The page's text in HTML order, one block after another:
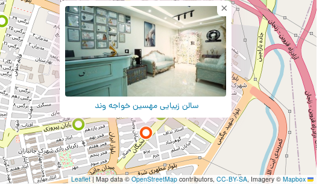
سالن زیبایی مهسین خواجه وند
×
Leaflet
| Map data © OpenStreetMapcontributors, CC-BY-SA, Imagery © Mapbox